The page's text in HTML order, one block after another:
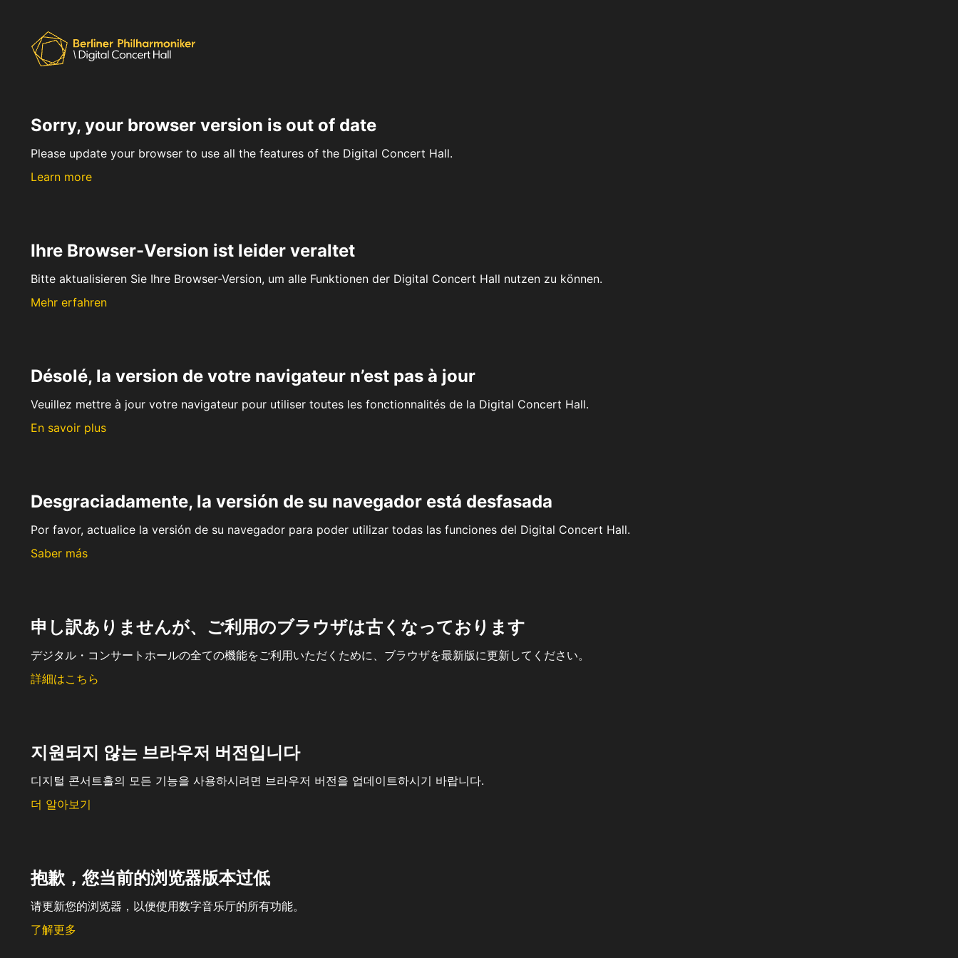
Sorry, your browser version is out of date
Please update your browser to use all the features of the Digital Concert Hall.
Learn more
Ihre Browser-Version ist leider veraltet
Bitte aktualisieren Sie Ihre Browser-Version, um alle Funktionen der Digital Concert Hall nutzen zu können.
Mehr erfahren
Désolé, la version de votre navigateur n’est pas à jour
Veuillez mettre à jour votre navigateur pour utiliser toutes les fonctionnalités de la Digital Concert Hall.
En savoir plus
Desgraciadamente, la versión de su navegador está desfasada
Por favor, actualice la versión de su navegador para poder utilizar todas las funciones del Digital Concert Hall.
Saber más
申し訳ありませんが、ご利用のブラウザは古くなっております
デジタル・コンサートホールの全ての機能をご利用いただくために、ブラウザを最新版に更新してください。
詳細はこちら
지원되지 않는 브라우저 버전입니다
디지털 콘서트홀의 모든 기능을 사용하시려면 브라우저 버전을 업데이트하시기 바랍니다.
더 알아보기
抱歉，您当前的浏览器版本过低
请更新您的浏览器，以便使用数字音乐厅的所有功能。
了解更多